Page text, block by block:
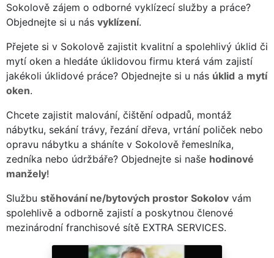
Sokolově zájem o odborné vyklízecí služby a práce?
Objednejte si u nás vyklízení.
Přejete si v Sokolově zajistit kvalitní a spolehlivý úklid či
mytí oken a hledáte úklidovou firmu která vám zajistí
jakékoli úklidové práce? Objednejte si u nás úklid a mytí
oken.
Chcete zajistit malování, čištění odpadů, montáž
nábytku, sekání trávy, řezání dřeva, vrtání poliček nebo
opravu nábytku a sháníte v Sokolově řemeslníka,
zedníka nebo údržbáře? Objednejte si naše hodinové
manžely!
Službu stěhování ne/bytových prostor Sokolov vám
spolehlivě a odborně zajistí a poskytnou členové
mezinárodní franchisové sítě EXTRA SERVICES.